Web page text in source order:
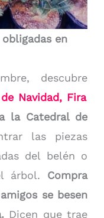
en
descubre
Navidad, Fira
la Catedral de
las piezas
del belén o
árbol. Compra
se besen
Dicen que trae